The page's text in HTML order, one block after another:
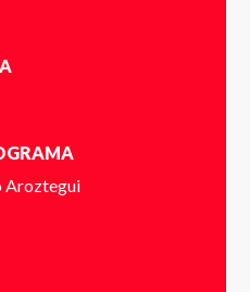
Aroztegui